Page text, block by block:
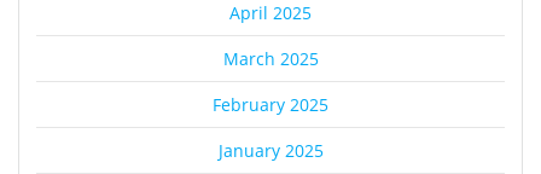
April 2025
March 2025
February 2025
January 2025